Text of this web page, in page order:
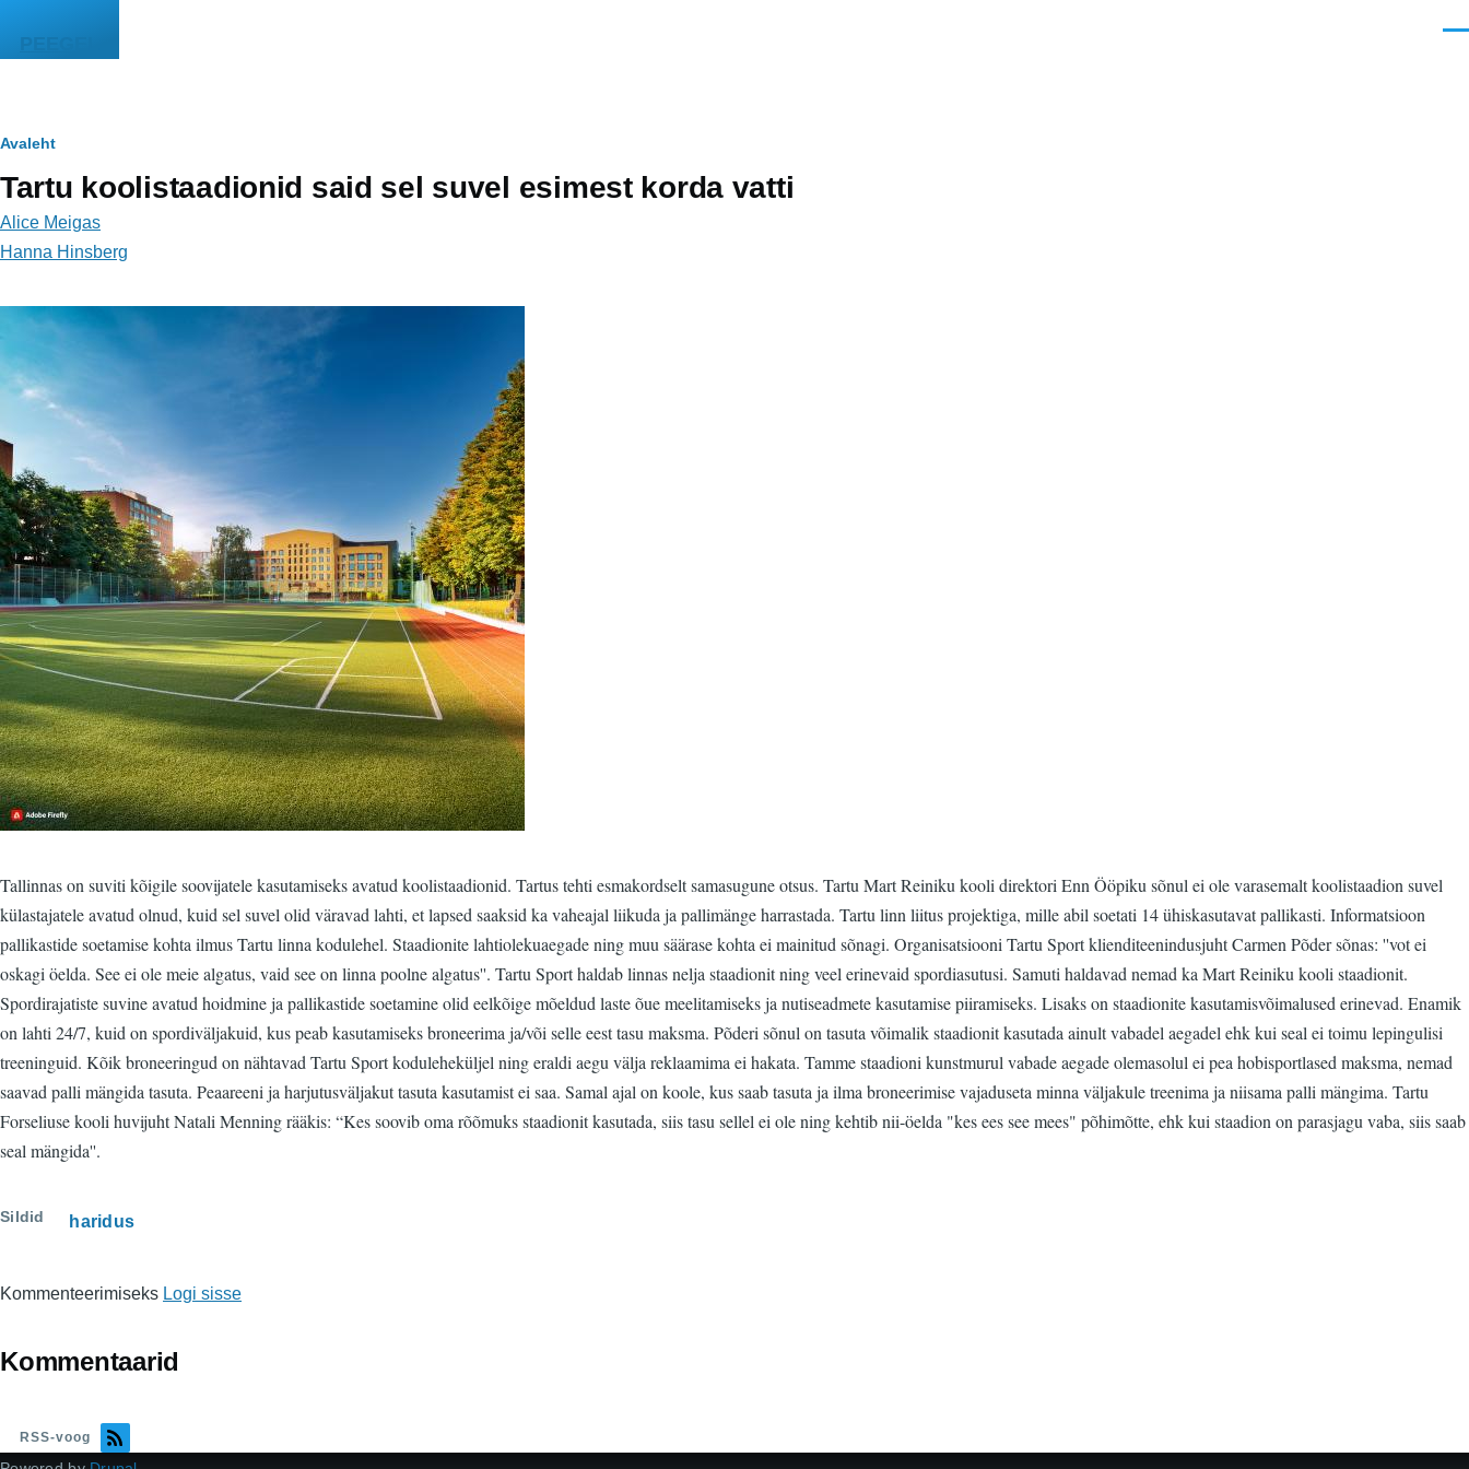
PEEGEL
Leivapuru
Avaleht
Tartu koolistaadionid said sel suvel esimest korda vatti
Alice Meigas
Hanna Hinsberg
Image
Tallinnas on suviti kõigile soovijatele kasutamiseks avatud koolistaadionid. Tartus tehti esmakordselt samasugune otsus. Tartu Mart Reiniku kooli direktori Enn Ööpiku sõnul ei ole varasemalt koolistaadion suvel
külastajatele avatud olnud, kuid sel suvel olid väravad lahti, et lapsed saaksid ka vaheajal liikuda ja pallimänge harrastada. Tartu linn liitus projektiga, mille abil soetati 14 ühiskasutavat pallikasti. Informatsioon
pallikastide soetamise kohta ilmus Tartu linna kodulehel. Staadionite lahtiolekuaegade ning muu säärase kohta ei mainitud sõnagi. Organisatsiooni Tartu Sport klienditeenindusjuht Carmen Põder sõnas: ''vot ei
oskagi öelda. See ei ole meie algatus, vaid see on linna poolne algatus''. Tartu Sport haldab linnas nelja staadionit ning veel erinevaid spordiasutusi. Samuti haldavad nemad ka Mart Reiniku kooli staadionit.
Spordirajatiste suvine avatud hoidmine ja pallikastide soetamine olid eelkõige mõeldud laste õue meelitamiseks ja nutiseadmete kasutamise piiramiseks. Lisaks on staadionite kasutamisvõimalused erinevad. Enamik
on lahti 24/7, kuid on spordiväljakuid, kus peab kasutamiseks broneerima ja/või selle eest tasu maksma. Põderi sõnul on tasuta võimalik staadionit kasutada ainult vabadel aegadel ehk kui seal ei toimu lepingulisi
treeninguid. Kõik broneeringud on nähtavad Tartu Sport koduleheküljel ning eraldi aegu välja reklaamima ei hakata. Tamme staadioni kunstmurul vabade aegade olemasolul ei pea hobisportlased maksma, nemad
saavad palli mängida tasuta. Peaareeni ja harjutusväljakut tasuta kasutamist ei saa. Samal ajal on koole, kus saab tasuta ja ilma broneerimise vajaduseta minna väljakule treenima ja niisama palli mängima. Tartu
Forseliuse kooli huvijuht Natali Menning rääkis: “Kes soovib oma rõõmuks staadionit kasutada, siis tasu sellel ei ole ning kehtib nii-öelda "kes ees see mees" põhimõtte, ehk kui staadion on parasjagu vaba, siis saab
seal mängida''.
Sildid haridus
Kommenteerimiseks Logi sisse
Kommentaarid
RSS-voog